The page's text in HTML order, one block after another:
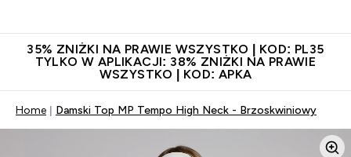
35% ZNIŻKI NA PRAWIE WSZYSTKO | KOD: PL35
TYLKO W APLIKACJI: 38% ZNIŻKI NA PRAWIE
WSZYSTKO | KOD: APKA
Home Damski Top MP Tempo High Neck - Brzoskwiniowy